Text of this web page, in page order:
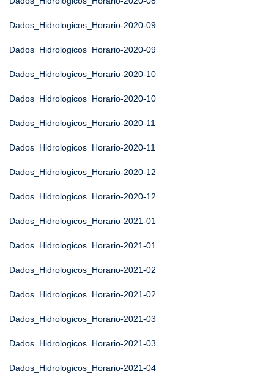
Dados_Hidrologicos_Horario-2020-09
Dados_Hidrologicos_Horario-2020-09
Dados_Hidrologicos_Horario-2020-10
Dados_Hidrologicos_Horario-2020-10
Dados_Hidrologicos_Horario-2020-11
Dados_Hidrologicos_Horario-2020-11
Dados_Hidrologicos_Horario-2020-12
Dados_Hidrologicos_Horario-2020-12
Dados_Hidrologicos_Horario-2021-01
Dados_Hidrologicos_Horario-2021-01
Dados_Hidrologicos_Horario-2021-02
Dados_Hidrologicos_Horario-2021-02
Dados_Hidrologicos_Horario-2021-03
Dados_Hidrologicos_Horario-2021-03
Dados_Hidrologicos_Horario-2021-04